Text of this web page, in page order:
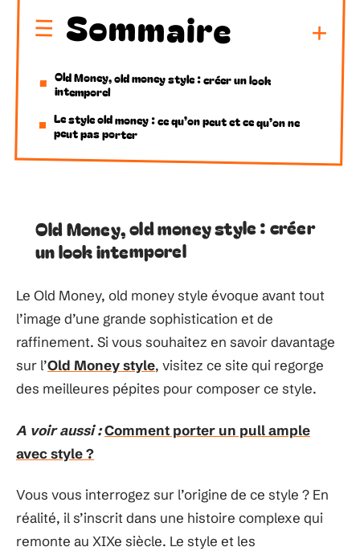
Sommaire
Old Money, old money style : créer un look
intemporel
Le style old money : ce qu’on peut et ce qu’on ne
peut pas porter
Old Money, old money style : créer
un look intemporel
Le Old Money, old money style évoque avant tout
l’image d’une grande sophistication et de
raffinement. Si vous souhaitez en savoir davantage
sur l’Old Money style, visitez ce site qui regorge
des meilleures pépites pour composer ce style.
A voir aussi :Comment porter un pull ample
avec style ?
Vous vous interrogez sur l’origine de ce style ? En
réalité, il s’inscrit dans une histoire complexe qui
remonte au XIXe siècle. Le style et les